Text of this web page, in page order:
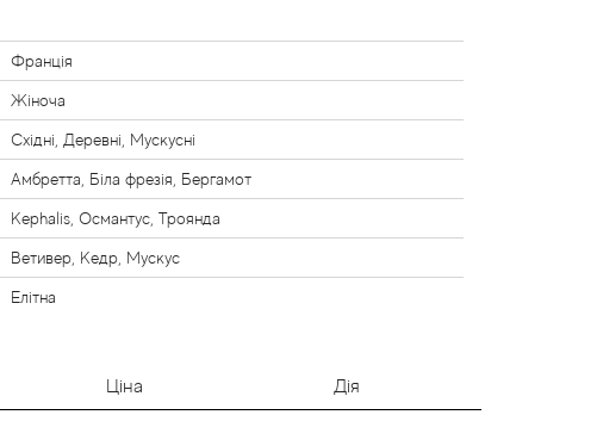
Франція
Жіноча
Східні, Деревні, Мускусні
Амбретта, Біла фрезія, Бергамот
Kephalis, Османтус, Троянда
Ветивер, Кедр, Мускус
Елітна
Ціна Дія